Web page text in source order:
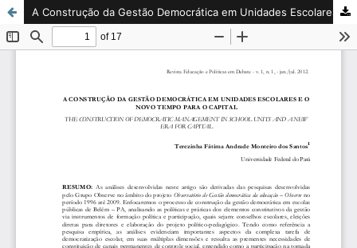
A Construção da Gestão Democrática em Unidades Escolares e o Novo Tempo para o Capital / The Construction of Democratic Management in School Units and a New Era for Capital